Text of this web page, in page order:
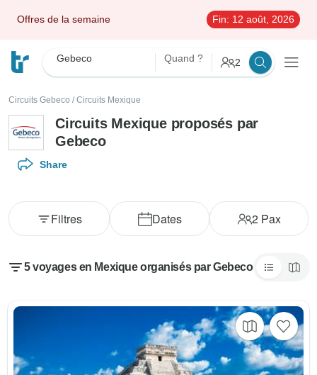
Offres de la semaine Fin: 12 août, 2026
Gebeco Quand ? 2
Circuits Gebeco / Circuits Mexique
Circuits Mexique proposés par
Gebeco
Share
Dates 2Pax
Filtres
5 voyages en Mexique organisés par Gebeco